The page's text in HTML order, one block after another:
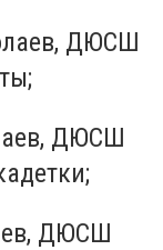
ДЮСШ
ДЮСШ
ДЮСШ